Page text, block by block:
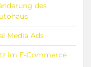
des
Media Ads
im E-Commerce